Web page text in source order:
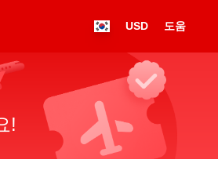
USD 도움
!